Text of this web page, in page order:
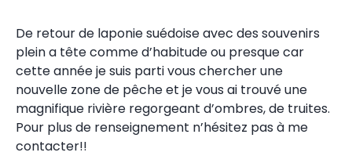
De retour de laponie suédoise avec des souvenirs
plein a tête comme d’habitude ou presque car
cette année je suis parti vous chercher une
nouvelle zone de pêche et je vous ai trouvé une
magnifique rivière regorgeant d’ombres, de truites.
Pour plus de renseignement n’hésitez pas à me
contacter!!